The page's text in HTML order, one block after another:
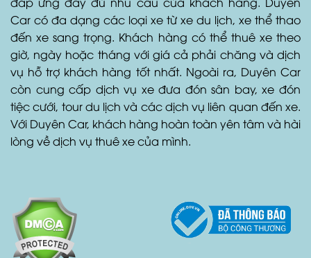
xế và nhân viên giàu kinh nghiệm, Duyên Car cam
kết cung cấp dịch vụ cho thuê xe chất lượng cao và
đáp ứng đầy đủ nhu cầu của khách hàng. Duyên
Car có đa dạng các loại xe từ xe du lịch, xe thể thao
đến xe sang trọng. Khách hàng có thể thuê xe theo
giờ, ngày hoặc tháng với giá cả phải chăng và dịch
vụ hỗ trợ khách hàng tốt nhất. Ngoài ra, Duyên Car
còn cung cấp dịch vụ xe đưa đón sân bay, xe đón